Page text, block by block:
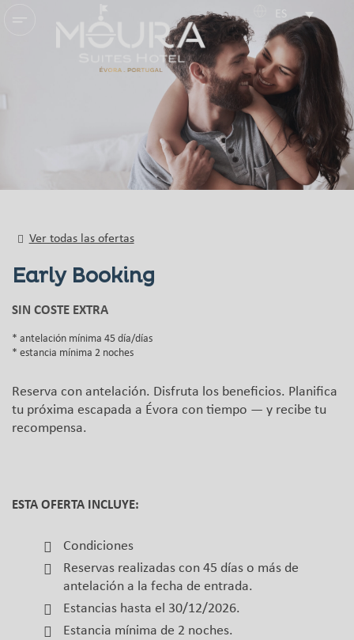
Ver todas las ofertas
Early Booking
SIN COSTE EXTRA
antelación mínima 45 día/días
estancia mínima 2 noches
Reserva con antelación. Disfruta los beneficios. Planifica
tu próxima escapada a Évora con tiempo — y recibe tu
recompensa.
ESTA OFERTA INCLUYE:
Condiciones
Reservas realizadas con 45 días o más de
antelación a la fecha de entrada.
Estancias hasta el 30/12/2026.
Estancia mínima de 2 noches.